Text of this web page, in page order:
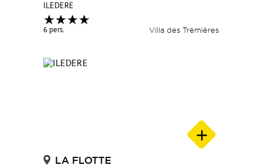
ILEDERE
6 pers. Villa des Trémières
LA FLOTTE